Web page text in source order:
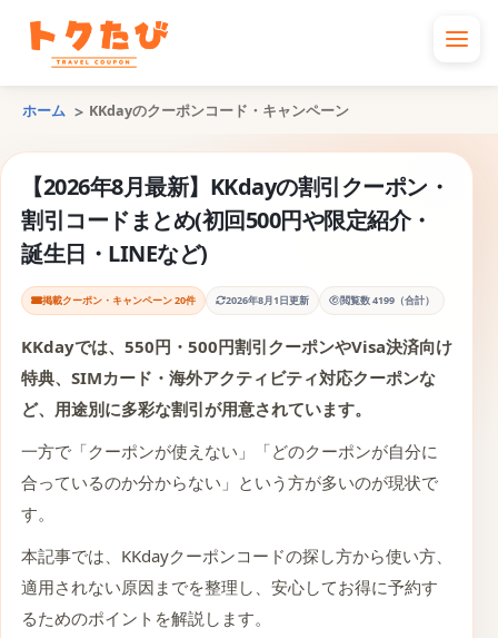
ホーム KKdayのクーポンコード・キャンペーン
【2026年8月最新】KKdayの割引クーポン・
割引コードまとめ(初回500円や限定紹介・
誕生日・LINEなど)
掲載クーポン・キャンペーン 20件 2026年8月1日更新 閲覧数 4199（合計）
KKdayでは、550円・500円割引クーポンやVisa決済向け
特典、SIMカード・海外アクティビティ対応クーポンな
ど、用途別に多彩な割引が用意されています。
一方で「クーポンが使えない」「どのクーポンが自分に
合っているのか分からない」という方が多いのが現状で
す。
本記事では、KKdayクーポンコードの探し方から使い方、
適用されない原因までを整理し、安心してお得に予約す
るためのポイントを解説します。